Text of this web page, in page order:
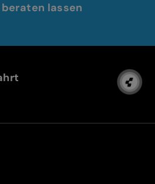
lassen